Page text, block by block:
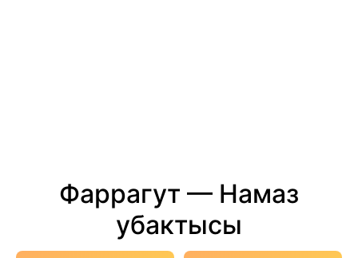
Фаррагут — Намаз
убактысы